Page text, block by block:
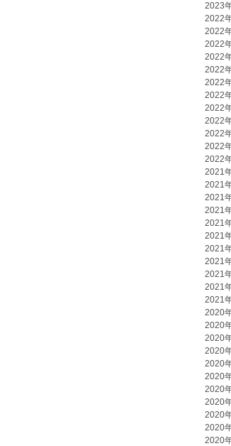
2023
2022
2022
2022
2022
2022
2022
2022
2022
2022
2022
2022
2022
2021
2021
2021
2021
2021
2021
2021
2021
2021
2021
2021
2020
2020
2020
2020
2020
2020
2020
2020
2020
2020
2020